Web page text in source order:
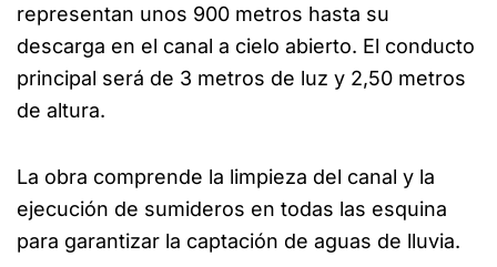
representan unos 900 metros hasta su
descarga en el canal a cielo abierto. El conducto
principal será de 3 metros de luz y 2,50 metros
de altura.
La obra comprende la limpieza del canal y la
ejecución de sumideros en todas las esquina
para garantizar la captación de aguas de lluvia.